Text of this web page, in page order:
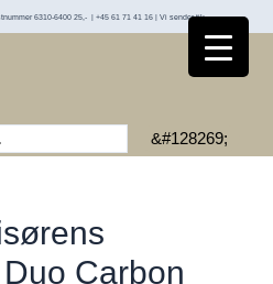
6310-6400 25,- | +45 61 71 41 16 | Vi sender til:
&#128269;
Carbon